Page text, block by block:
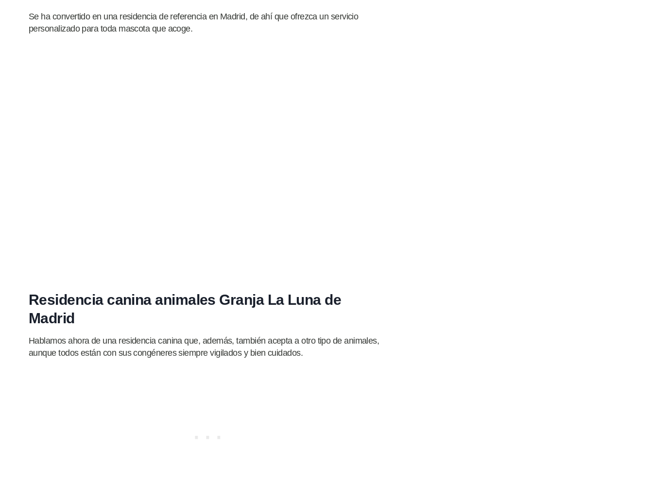
Se ha convertido en una residencia de referencia en Madrid, de ahí que ofrezca un servicio
personalizado para toda mascota que acoge.
Residencia canina animales Granja La Luna de
Madrid
Hablamos ahora de una residencia canina que, además, también acepta a otro tipo de animales,
aunque todos están con sus congéneres siempre vigilados y bien cuidados.